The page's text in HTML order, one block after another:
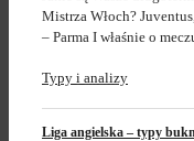
Mistrza Włoch?
– Parma I właśnie o
Typy i analizy
Liga angielska – typy